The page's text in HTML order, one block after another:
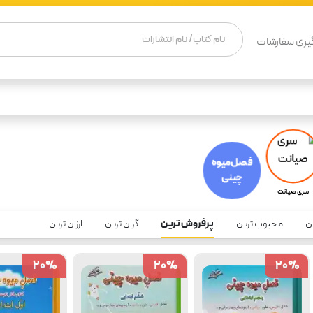
سفارشات
سری صیانت
فصل میوه
چینی
محبوب ترین پرفروش ترین گران ترین ارزان ترین
20%
20%
20%
20%
20%
20%